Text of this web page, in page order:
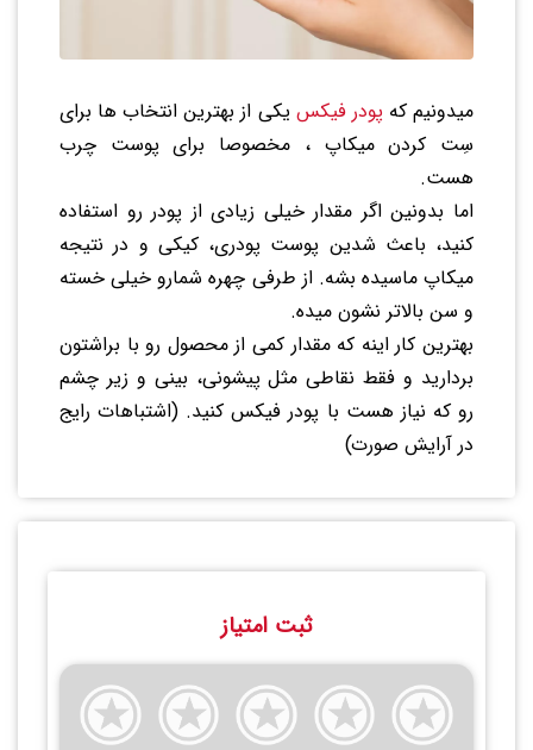
میدونیم که پودر فیکس یکی از بهترین انتخاب ها برای
سِت کردن میکاپ ، مخصوصا برای پوست چرب
هست.
اما بدونین اگر مقدار خیلی زیادی از پودر رو استفاده
کنید، باعث شدین پوست پودری، کیکی و در نتیجه
میکاپ ماسیده بشه. از طرفی چهره شمارو خیلی خسته
و سن بالاتر نشون میده.
بهترین کار اینه که مقدار کمی از محصول رو با براشتون
بردارید و فقط نقاطی مثل پیشونی، بینی و زیر چشم
رو که نیاز هست با پودر فیکس کنید. (اشتباهات رایج
در آرایش صورت)
ثبت امتیاز